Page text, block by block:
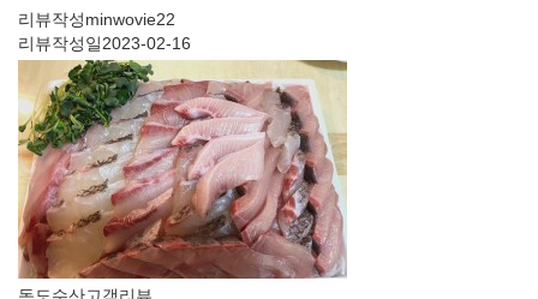
리뷰작성minwovie22
리뷰작성일2023-02-16